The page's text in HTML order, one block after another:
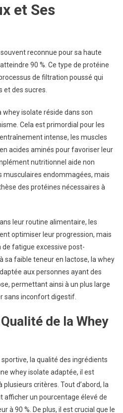
et Ses
reconnue pour sa haute
90 %. Ce type de protéine
de filtration poussé qui
et des sucres.
whey isolate réside dans son
Cela est primordial pour les
intense, les muscles
acides aminés pour favoriser leur
nutritionnel aide non
musculaires endommagées, mais
des protéines nécessaires à
leur routine alimentaire, les
optimiser leur progression, mais
fatigue excessive post-
sa faible teneur en lactose, la whey
aux personnes ayant des
permettant ainsi à un plus large
sans inconfort digestif.
de la Whey
sportive, la qualité des ingrédients
whey isolate adaptée, il est
critères. Tout d’abord, la
afficher un pourcentage élevé de
à 90 %. De plus, il est crucial que le